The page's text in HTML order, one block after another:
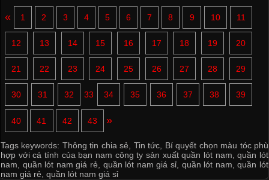
« 1 2 3 4 5 6 7 8 9 10 11
12 13 14 15 16 17 18 19 20
21 22 23 24 25 26 27 28 29
30 31 32 33 34 35 36 37 38 39
40 41 42 43 »
Tags keywords: Thông tin chia sẻ, Tin tức, Bí quyết chọn màu tóc phù
hợp với cá tính của bạn nam công ty sản xuất quần lót nam,quần lót
nam, quần lót nam giá rẻ, quần lót nam giá sỉ, quần lót nam,quần lót
nam giá rẻ, quần lót nam giá sỉ